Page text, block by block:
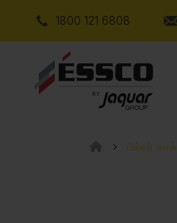
1800 121 6808
பில்லர் காக்